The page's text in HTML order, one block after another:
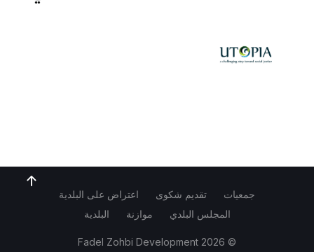
جمعيات تقديم شكوى
اعتراض على البلدية
المجلس البلدي
موازنة البلدية
© 2026
Fadel Zohbi Development